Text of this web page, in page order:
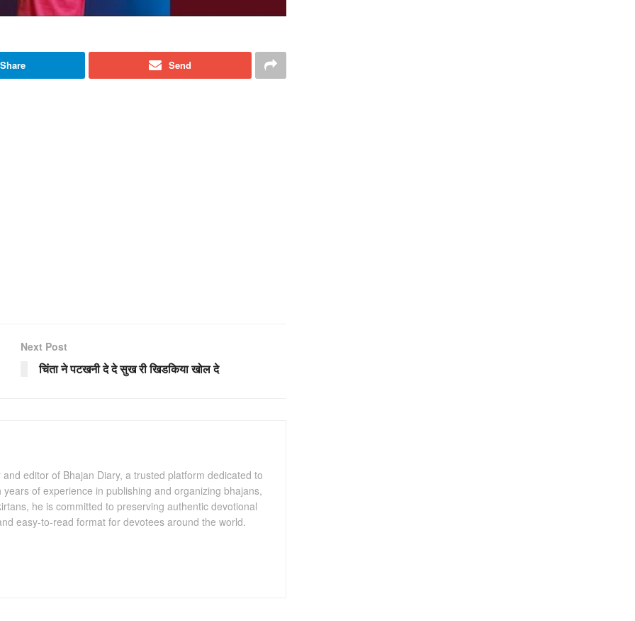
Share Send
Next Post
चिंता ने पटखनी दे दे सुख री खिडकिया खोल दे
editor of Bhajan Diary, a trusted platform dedicated to
of experience in publishing and organizing bhajans,
he is committed to preserving authentic devotional
easy-to-read format for devotees around the world.